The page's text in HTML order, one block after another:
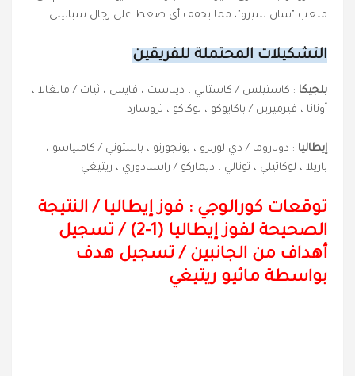
ملعب "سان سيرو"، مما يخفف أي ضغط على رجال سباليتي.
التشكيلات المحتملة للفريقين
بلجيكا : كاستيلس / كاستاني ، ديباست ، فايس ، ثيات / مانغالا ،
أونانا ، فيرميرين / باكايوكو ، لوكاكو ، تروسارد
إيطاليا : دوناروما / دي لورنزو ، بونجورنو ، باستوني / كامبياسو ،
باريلا ، لوكاتيلي ، تونالي ، ديماركو / راسبادوري ، ريتيغي
توقعات كورالوجي : فوز إيطاليا /النتيجة
الصحيحة لفوز إيطاليا (1-2) / تسجيل
أهداف من الجانبين / تسجيل هدف
بواسطة ماثيو ريتيغي